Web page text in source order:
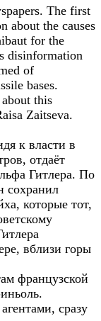
The first
about the causes
for the
disinformation
of
bases.
this
Zaitseva.
к власти в
отдаёт
Гитлера. По
сохранил
которые тот,
вблизи горы
французской
сразу